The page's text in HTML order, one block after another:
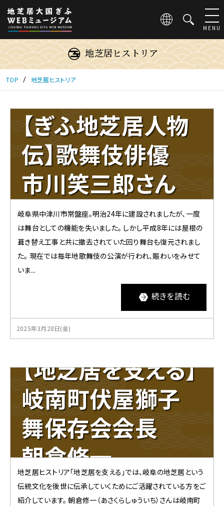
ー
ジ
は
地
芝
居
こ
の
ペ
の
本
文
へ
移
動
メ
ニ
ュ
へ
移
動
MENU
地芝居ヒストリア
TOP 地芝居ヒストリア
【ぎふ地芝居人物
伝】歌舞伎俳優
市川笑三郎さん
岐阜県中津川市常盤座。明治24年に建設されましたが、一度
は舞台としての機能を失いました。 しかし平成8年には屋根の
葺き替え工事と共に撤去されていた回り舞台も復元されまし
た。 現在では毎年地歌舞伎の公演が行われ、賑わいをみせて
いま...
続きを読む
2025年3月28日(金)
【地芝居を支える】
岐南町伏屋獅子
舞保存会会長
朝倉修一
地芝居ヒストリア「地芝居を支える」では、岐阜の地芝居という
伝統文化を後世に伝承していくためにご活躍されている方をご
紹介しています。 朝倉修一（あさくらしゅういち）さんは岐南町